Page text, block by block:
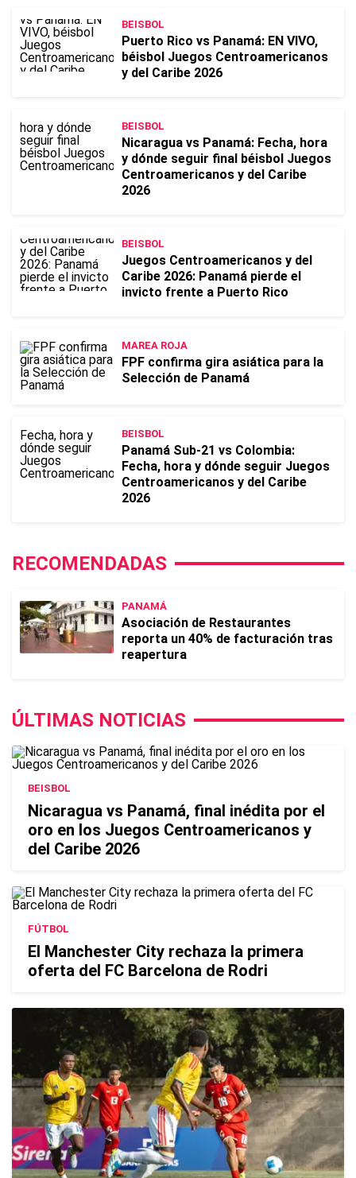
BEISBOL
Puerto Rico vs Panamá: EN VIVO,
béisbol Juegos Centroamericanos
y del Caribe 2026
BEISBOL
Nicaragua vs Panamá: Fecha, hora
y dónde seguir final béisbol Juegos
Centroamericanos y del Caribe
2026
BEISBOL
Juegos Centroamericanos y del
Caribe 2026: Panamá pierde el
invicto frente a Puerto Rico
MAREA ROJA
FPF confirma gira asiática para la
Selección de Panamá
BEISBOL
Panamá Sub-21 vs Colombia:
Fecha, hora y dónde seguir Juegos
Centroamericanos y del Caribe
2026
RECOMENDADAS
PANAMÁ
Asociación de Restaurantes
reporta un 40% de facturación tras
reapertura
ÚLTIMAS NOTICIAS
BEISBOL
Nicaragua vs Panamá, final inédita por el
oro en los Juegos Centroamericanos y
del Caribe 2026
FÚTBOL
El Manchester City rechaza la primera
oferta del FC Barcelona de Rodri